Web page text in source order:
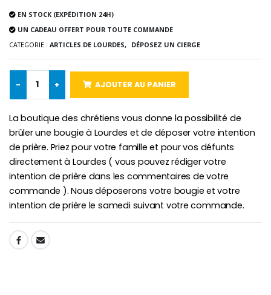
€9.90
€4.90
EN STOCK (EXPÉDITION 24H)
UN CADEAU OFFERT POUR TOUTE COMMANDE
CATEGORIE :ARTICLES DE LOURDES, DÉPOSEZ UN CIERGE
- + AJOUTER AU PANIER
La boutique des chrétiens vous donne la possibilité de
brûler une bougie à Lourdes et de déposer votre intention
de prière. Priez pour votre famille et pour vos défunts
directement à Lourdes ( vous pouvez rédiger votre
intention de prière dans les commentaires de votre
commande ). Nous déposerons votre bougie et votre
intention de prière le samedi suivant votre commande.
SHARE: